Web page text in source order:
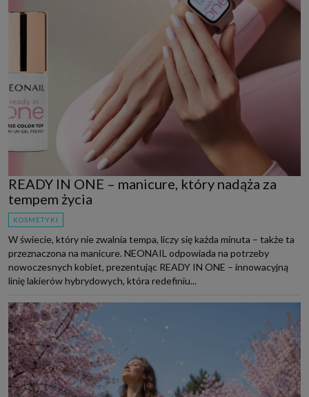
READY IN ONE – manicure, który nadąża za
tempem życia
KOSMETYKI
W świecie, który nie zwalnia tempa, liczy się każda minuta – także ta
przeznaczona na manicure. NEONAIL odpowiada na potrzeby
nowoczesnych kobiet, prezentując READY IN ONE – innowacyjną
linię lakierów hybrydowych, która redefiniu...